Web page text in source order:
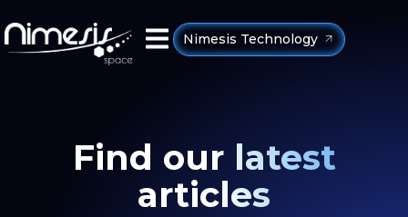
Nimesis Technology
Find our latest
articles